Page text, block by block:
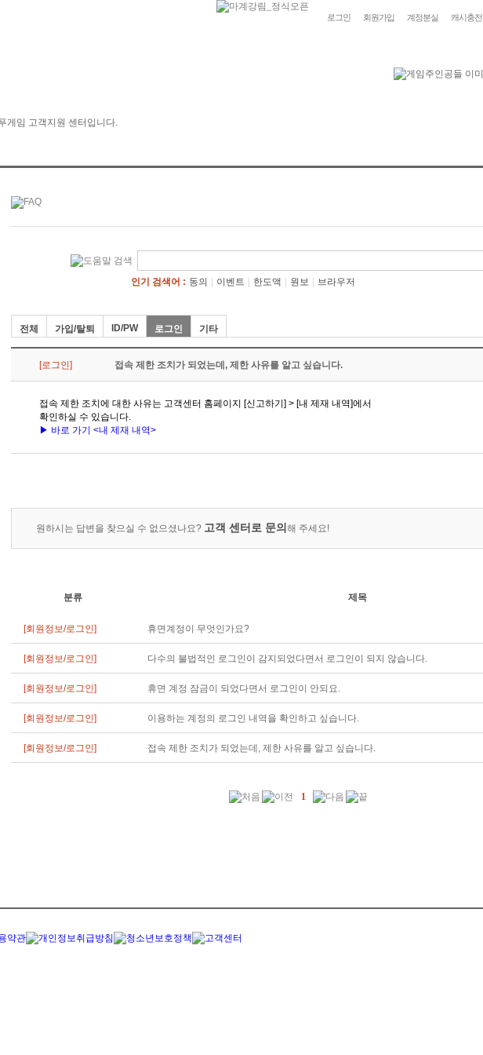
로그인 회원가입 계정분실 캐시충전
인기 검색어 : 동의 이벤트 한도액 원보 브라우저
전체 가입/탈퇴 ID/PW 로그인 기타
[로그인] 접속 제한 조치가 되었는데, 제한 사유를 알고 싶습니다.
접속 제한 조치에 대한 사유는 고객센터 홈페이지 [신고하기] > [내 제재 내역]에서
확인하실 수 있습니다.
▶ 바로 가기 <내 제재 내역>
원하시는 답변을 찾으실 수 없으셨나요? 고객 센터로 문의 해 주세요!
분류 제목
[회원정보/로그인] 휴면계정이 무엇인가요?
[회원정보/로그인] 다수의 불법적인 로그인이 감지되었다면서 로그인이 되지 않습니다.
[회원정보/로그인] 휴면 계정 잠금이 되었다면서 로그인이 안되요.
[회원정보/로그인] 이용하는 계정의 로그인 내역을 확인하고 싶습니다.
[회원정보/로그인] 접속 제한 조치가 되었는데, 제한 사유를 알고 싶습니다.
1